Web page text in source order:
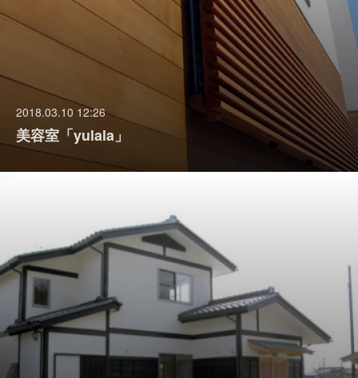
2018.03.10 12:26
美容室「yulala」